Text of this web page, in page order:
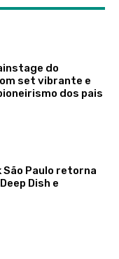
do
set vibrante e
dos pais
Paulo retorna
Dish e